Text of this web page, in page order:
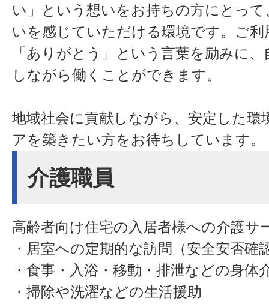
い」という想いをお持ちの方にとっ
いを感じていただける環境です。ご
「ありがとう」という言葉を励みに
しながら働くことができます。
地域社会に貢献しながら、安定した環
アを築きたい方をお待ちしています。
介護職員
高齢者向け住宅の入居者様への介護サ
・居室への定期的な訪問（安全安否確
・食事・入浴・移動・排泄などの身体
・掃除や洗濯などの生活援助